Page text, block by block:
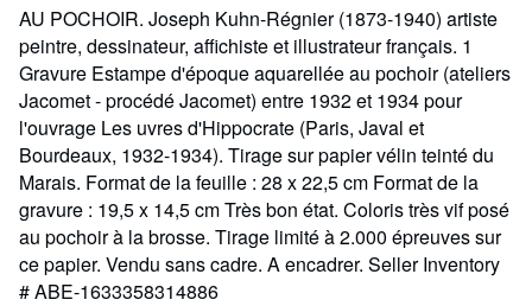
AU POCHOIR. Joseph Kuhn-Régnier (1873-1940) artiste
peintre, dessinateur, affichiste et illustrateur français. 1
Gravure Estampe d'époque aquarellée au pochoir (ateliers
Jacomet - procédé Jacomet) entre 1932 et 1934 pour
l'ouvrage Les uvres d'Hippocrate (Paris, Javal et
Bourdeaux, 1932-1934). Tirage sur papier vélin teinté du
Marais. Format de la feuille : 28 x 22,5 cm Format de la
gravure : 19,5 x 14,5 cm Très bon état. Coloris très vif posé
au pochoir à la brosse. Tirage limité à 2.000 épreuves sur
ce papier. Vendu sans cadre. A encadrer. Seller Inventory
# ABE-1633358314886